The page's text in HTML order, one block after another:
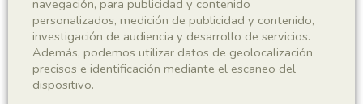
Sigla
MNHN 17968a
navegación, para publicidad y contenido
personalizados, medición de publicidad y contenido,
investigación de audiencia y desarrollo de servicios.
Además, podemos utilizar datos de geolocalización
precisos e identificación mediante el escaneo del
dispositivo.